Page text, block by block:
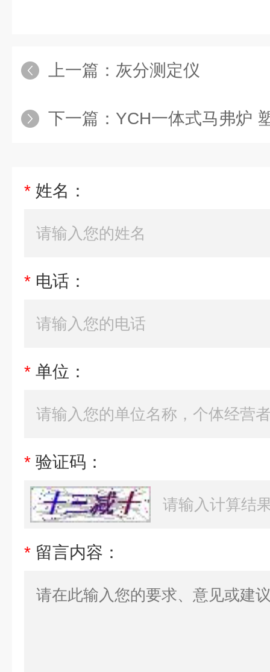
上一篇： 灰分测定仪
下一篇： YCH一体式马弗炉 塑
* 姓名：
* 电话：
* 单位：
* 验证码：
* 留言内容：